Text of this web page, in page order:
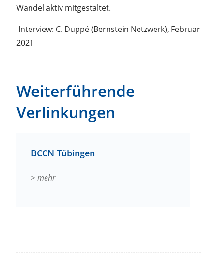
Wandel aktiv mitgestaltet.
Interview: C. Duppé (Bernstein Netzwerk), Februar
2021
Weiterführende
Verlinkungen
BCCN Tübingen
> mehr